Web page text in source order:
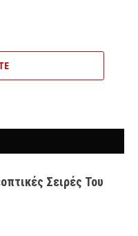
Σειρές Του